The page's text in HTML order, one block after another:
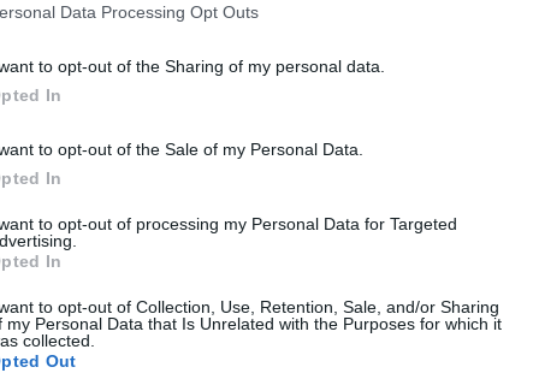
Data Processing Opt Outs
to opt-out of the Sharing of my personal data.
In
to opt-out of the Sale of my Personal Data.
In
to opt-out of processing my Personal Data for Targeted
In
to opt-out of Collection, Use, Retention, Sale, and/or Sharing
my Personal Data that Is Unrelated with the Purposes for which it
collected.
Out
saine pour le cœur
et leurs avantages
le cœur
sain